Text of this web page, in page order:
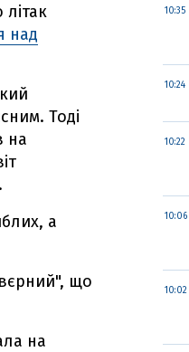
над
Тоді
на
а
що
на
10:35
10:24
10:22
10:06
10:02